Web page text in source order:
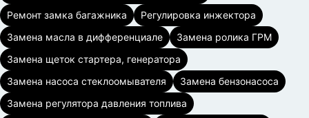
Ремонт замка багажника
Регулировка инжектора
Замена масла в дифференциале
Замена ролика ГРМ
Замена щеток стартера, генератора
Замена насоса стеклоомывателя
Замена бензонасоса
Замена регулятора давления топлива